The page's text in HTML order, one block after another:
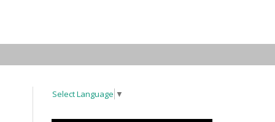
Select Language ▼